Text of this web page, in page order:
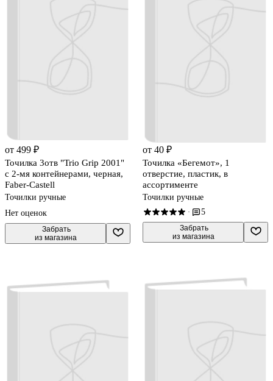
от 499 ₽
Точилка 3отв "Trio Grip 2001"
с 2-мя контейнерами, черная,
Faber-Castell
Точилки ручные
Нет оценок
Забрать
из магазина
от 40 ₽
Точилка «Бегемот», 1
отверстие, пластик, в
ассортименте
Точилки ручные
· 5
Забрать
из магазина